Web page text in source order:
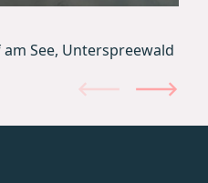
See, Unterspreewald